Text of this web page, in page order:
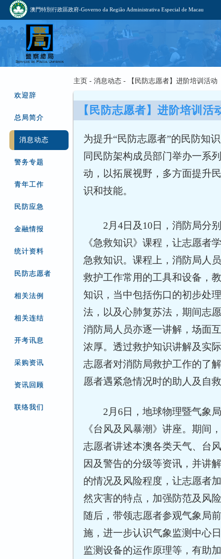
澳門特別行政區政府-Governo da Região Administrativa Especial de Macau
欢迎辞
总局简介
消息动态
警务专题
青年工作
民防应急
金融情报
统计资料
民防志愿者
相关法例
相关连结
开考讯息
采购资讯
资讯回顾
联络我们
主页 - 消息动态 - 【民防志愿者】进阶培训活动
【民防志愿者】进阶培训活
为提升“民防志愿者”的民防知
同民防架构成员部门举办一系
动，以拓展视野，多方面提升
识和技能。
2月4日及10日，消防局分别
《急救知识》课程，让志愿者
急救知识。课程上，消防局人
救护工作常用的工具和设备，
知识，当中包括伤口的初步处
法，以及心肺复苏法，期间志
消防局人员亦逐一讲解，场面
浓厚。透过救护知识讲解及实
志愿者对消防局救护工作的了
愿者遇紧急情况时的助人及自
2月6日，地球物理暨气象局
《台风及风暴潮》讲座。期间
志愿者讲述本澳各类天气、台
因及警告的分级等资讯，并讲
的情况及风险程度，让志愿者
然灾害的特点，加强防范及风
随后，带领志愿者参观气象局
施，进一步认识气象监测中心
监测设备的运作原理等，有助